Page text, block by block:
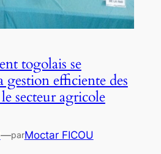
togolais se
gestion efficiente des
secteur agricole
—parMoctar FICOU